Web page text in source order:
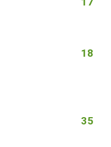
18
35